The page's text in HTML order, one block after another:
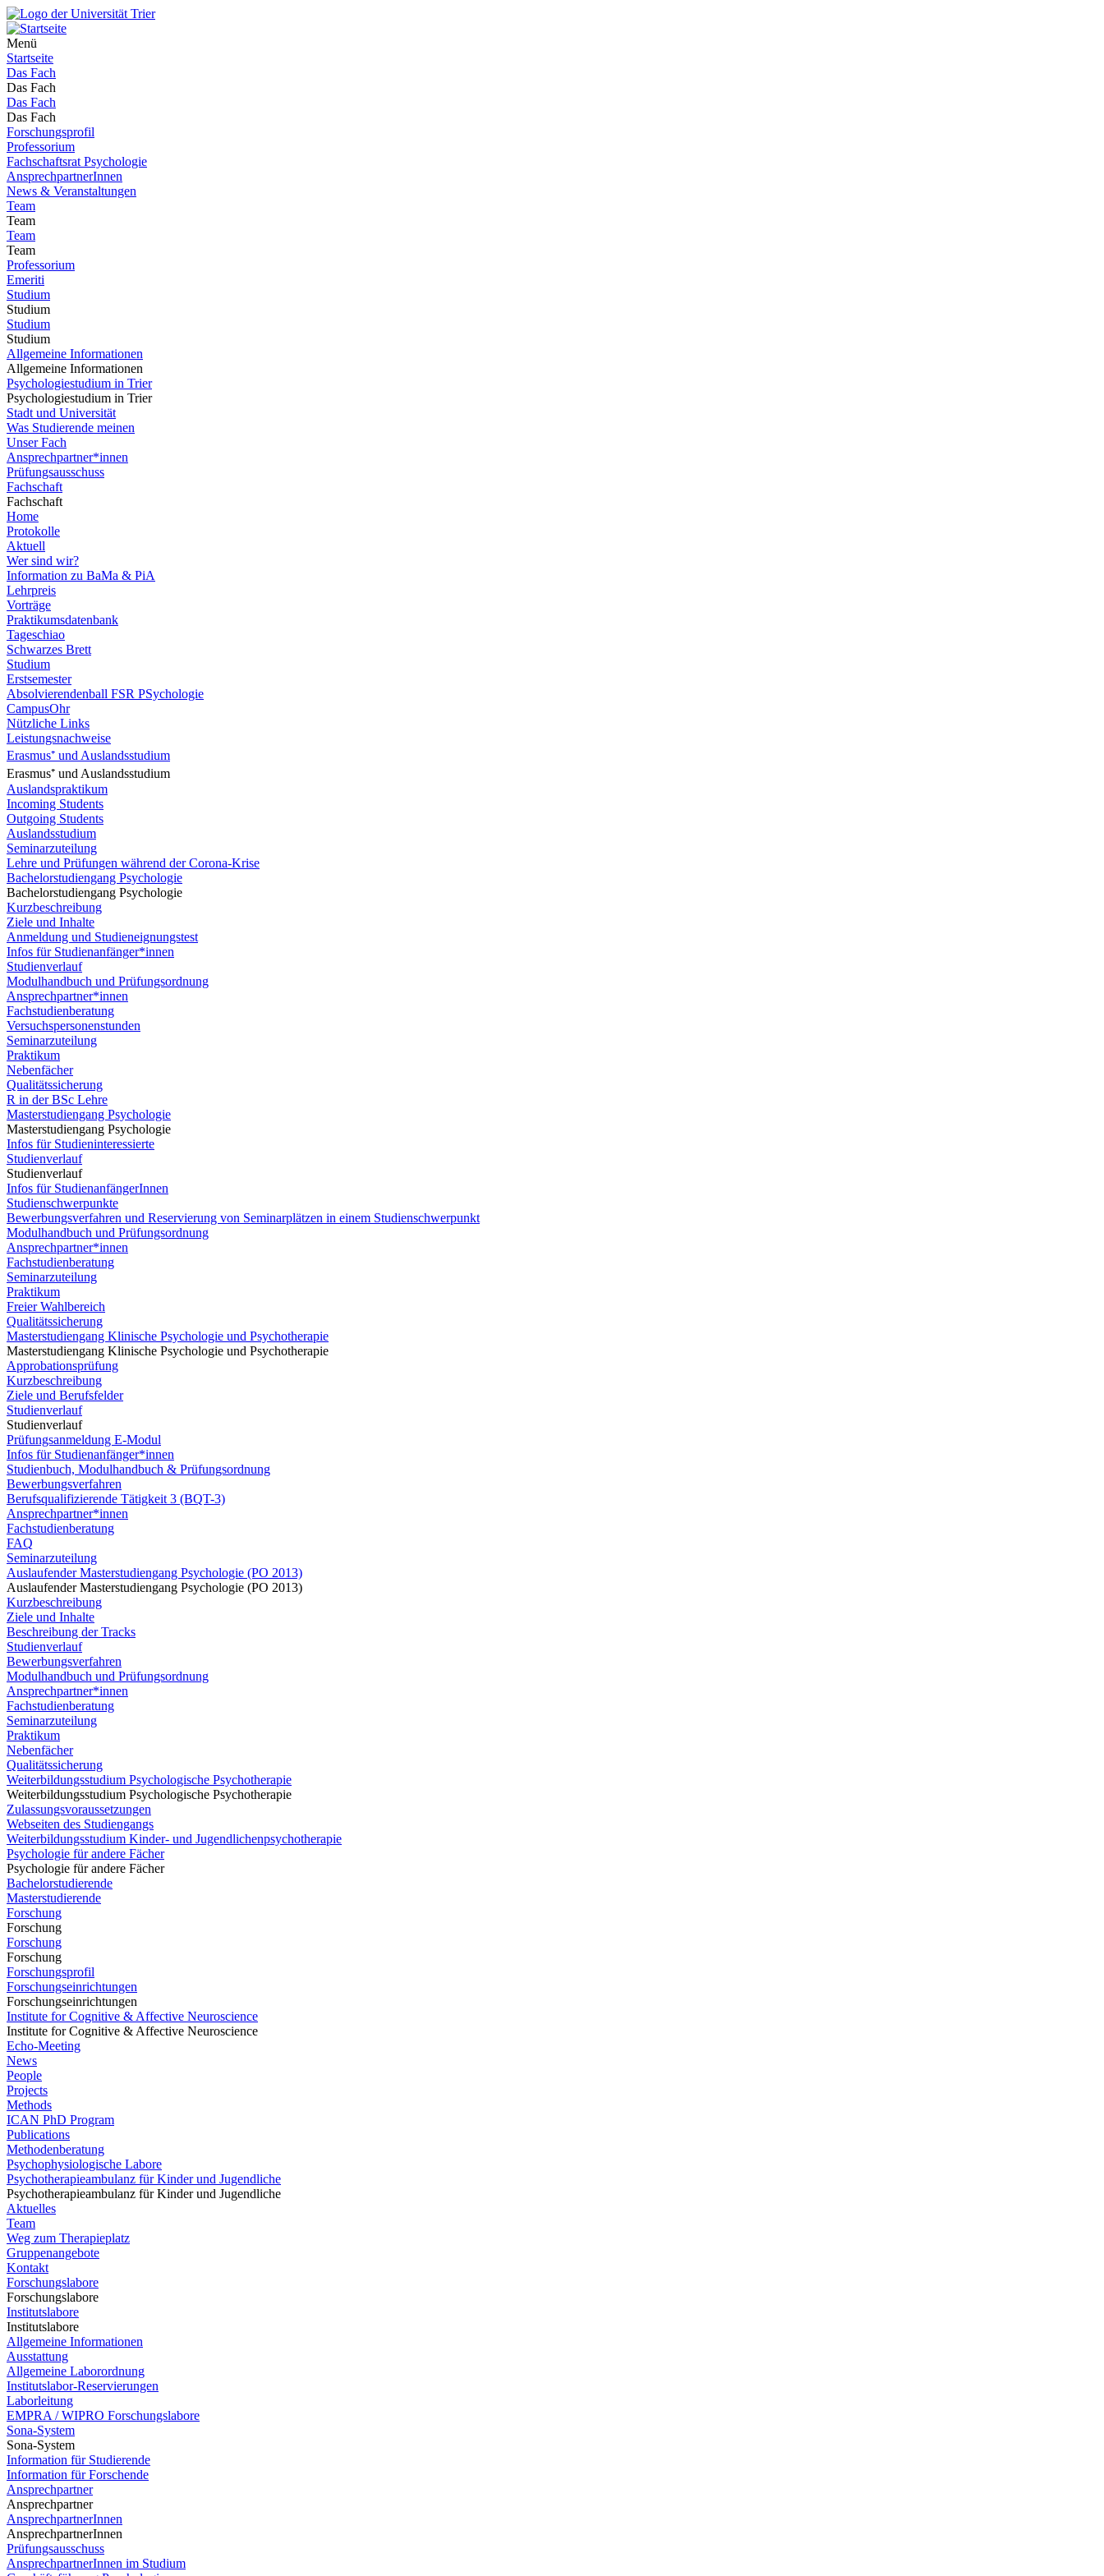
Menü
Startseite
Das Fach
Das Fach
Das Fach
Das Fach
Forschungsprofil
Professorium
Fachschaftsrat Psychologie
AnsprechpartnerInnen
News & Veranstaltungen
Team
Team
Team
Team
Professorium
Emeriti
Studium
Studium
Studium
Studium
Allgemeine Informationen
Allgemeine Informationen
Psychologiestudium in Trier
Psychologiestudium in Trier
Stadt und Universität
Was Studierende meinen
Unser Fach
Ansprechpartner*innen
Prüfungsausschuss
Fachschaft
Fachschaft
Home
Protokolle
Aktuell
Wer sind wir?
Information zu BaMa & PiA
Lehrpreis
Vorträge
Praktikumsdatenbank
Tageschiao
Schwarzes Brett
Studium
Erstsemester
Absolvierendenball FSR PSychologie
CampusOhr
Nützliche Links
Leistungsnachweise
Erasmus⁺ und Auslandsstudium
Erasmus⁺ und Auslandsstudium
Auslandspraktikum
Incoming Students
Outgoing Students
Auslandsstudium
Seminarzuteilung
Lehre und Prüfungen während der Corona-Krise
Bachelorstudiengang Psychologie
Bachelorstudiengang Psychologie
Kurzbeschreibung
Ziele und Inhalte
Anmeldung und Studieneignungstest
Infos für Studienanfänger*innen
Studienverlauf
Modulhandbuch und Prüfungsordnung
Ansprechpartner*innen
Fachstudienberatung
Versuchspersonenstunden
Seminarzuteilung
Praktikum
Nebenfächer
Qualitätssicherung
R in der BSc Lehre
Masterstudiengang Psychologie
Masterstudiengang Psychologie
Infos für Studieninteressierte
Studienverlauf
Studienverlauf
Infos für StudienanfängerInnen
Studienschwerpunkte
Bewerbungsverfahren und Reservierung von Seminarplätzen in einem Studienschwerpunkt
Modulhandbuch und Prüfungsordnung
Ansprechpartner*innen
Fachstudienberatung
Seminarzuteilung
Praktikum
Freier Wahlbereich
Qualitätssicherung
Masterstudiengang Klinische Psychologie und Psychotherapie
Masterstudiengang Klinische Psychologie und Psychotherapie
Approbationsprüfung
Kurzbeschreibung
Ziele und Berufsfelder
Studienverlauf
Studienverlauf
Prüfungsanmeldung E-Modul
Infos für Studienanfänger*innen
Studienbuch, Modulhandbuch & Prüfungsordnung
Bewerbungsverfahren
Berufsqualifizierende Tätigkeit 3 (BQT-3)
Ansprechpartner*innen
Fachstudienberatung
FAQ
Seminarzuteilung
Auslaufender Masterstudiengang Psychologie (PO 2013)
Auslaufender Masterstudiengang Psychologie (PO 2013)
Kurzbeschreibung
Ziele und Inhalte
Beschreibung der Tracks
Studienverlauf
Bewerbungsverfahren
Modulhandbuch und Prüfungsordnung
Ansprechpartner*innen
Fachstudienberatung
Seminarzuteilung
Praktikum
Nebenfächer
Qualitätssicherung
Weiterbildungsstudium Psychologische Psychotherapie
Weiterbildungsstudium Psychologische Psychotherapie
Zulassungsvoraussetzungen
Webseiten des Studiengangs
Weiterbildungsstudium Kinder- und Jugendlichenpsychotherapie
Psychologie für andere Fächer
Psychologie für andere Fächer
Bachelorstudierende
Masterstudierende
Forschung
Forschung
Forschung
Forschung
Forschungsprofil
Forschungseinrichtungen
Forschungseinrichtungen
Institute for Cognitive & Affective Neuroscience
Institute for Cognitive & Affective Neuroscience
Echo-Meeting
News
People
Projects
Methods
ICAN PhD Program
Publications
Methodenberatung
Psychophysiologische Labore
Psychotherapieambulanz für Kinder und Jugendliche
Psychotherapieambulanz für Kinder und Jugendliche
Aktuelles
Team
Weg zum Therapieplatz
Gruppenangebote
Kontakt
Forschungslabore
Forschungslabore
Institutslabore
Institutslabore
Allgemeine Informationen
Ausstattung
Allgemeine Laborordnung
Institutslabor-Reservierungen
Laborleitung
EMPRA / WIPRO Forschungslabore
Sona-System
Sona-System
Information für Studierende
Information für Forschende
Ansprechpartner
Ansprechpartner
AnsprechpartnerInnen
AnsprechpartnerInnen
Prüfungsausschuss
AnsprechpartnerInnen im Studium